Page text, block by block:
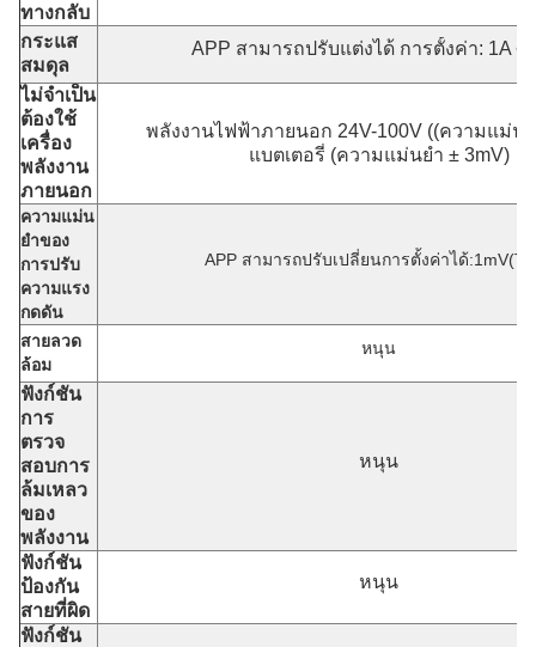
ทางกลับ
กระแส
สมดุล
APP สามารถปรับแต่งได้ การตั้งค่า: 1A ~
ไม่จําเป็น
ต้องใช้
เครื่อง
พลังงาน
ภายนอก
พลังงานไฟฟ้าภายนอก 24V-100V ((ความแม่นยํ
แบตเตอรี่ (ความแม่นยํา ± 3mV)
ความแม่น
ยําของ
การปรับ
ความแรง
กดดัน
APP สามารถปรับเปลี่ยนการตั้งค่าได้
สายลวด
ล้อม
หนุน
ฟังก์ชัน
การ
ตรวจ
สอบการ
ล้มเหลว
ของ
พลังงาน
หนุน
ฟังก์ชัน
ป้องกัน
สายที่ผิด
หนุน
ฟังก์ชัน